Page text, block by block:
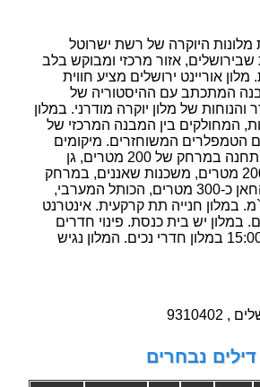
היוקרה של רשת ישרוטל
אזור מרכזי ומבוקש בלב
אוריינט ירושלים מציע חווית
המתכתב עם ההיסטוריה של
והנוחות של מלון יוקרה מודרני. במלון
המחולקים בין המבנה המרכזי של
הטמפלרים המשוחזרים. מיקומים
מרכזיים: מתחם התחנה במרחק של 200 מטרים, גן
הפעמון, במרחק 200 מטרים, משכנות שאננים, במרחק
מטרים, תיאטרון החאן כ-300 מטרים, הכותל המערבי,
פחות מ-2 ק``מ. במלון חנייה תת קרקעית. אינטרנט
במלון יש בית כנסת. פינוי חדרים
בשבת עד השעה 15:00 במלון חדרי נכים. המלון נגיש
דילים נבחרים